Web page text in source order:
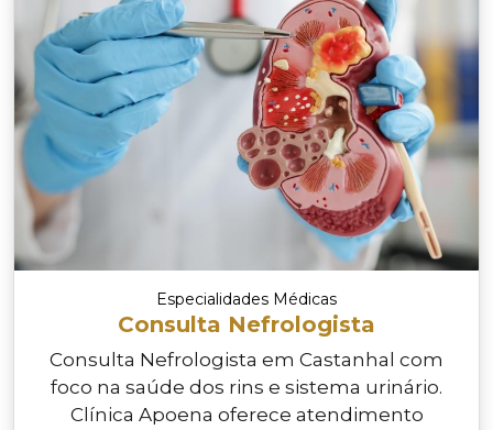
Especialidades Médicas
Consulta Nefrologista
Consulta Nefrologista em Castanhal com
foco na saúde dos rins e sistema urinário.
Clínica Apoena oferece atendimento